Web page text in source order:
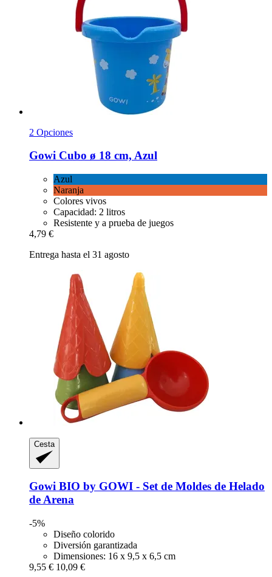
2 Opciones
Gowi Cubo ø 18 cm, Azul
Azul
Naranja
Colores vivos
Capacidad: 2 litros
Resistente y a prueba de juegos
4,79 €
Entrega hasta el 31 agosto
Cesta
Gowi BIO by GOWI -​ Set de Moldes de Helado
de Arena
-5%
Diseño colorido
Diversión garantizada
Dimensiones: 16 x 9,5 x 6,5 cm
9,55 € 10,09 €